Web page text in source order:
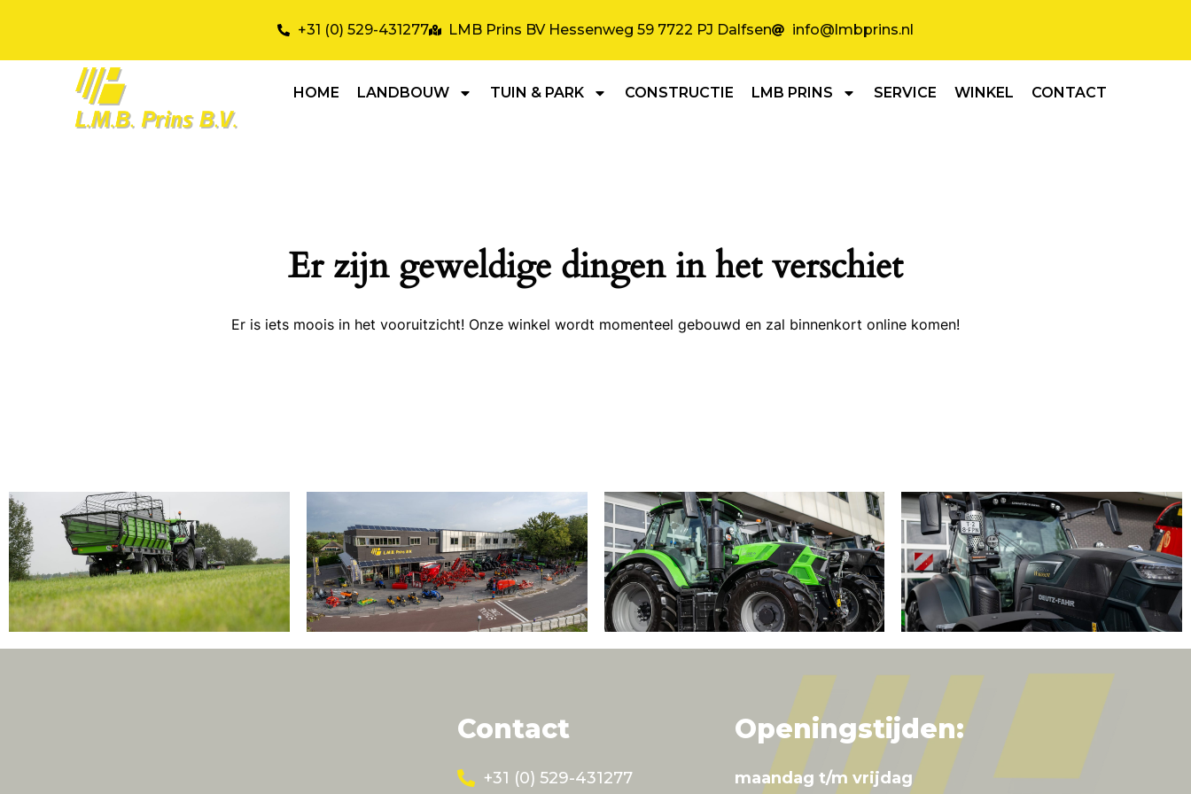
+31 (0) 529-431277 LMB Prins BV Hessenweg 59 7722 PJ Dalfsen info@lmbprins.nl
HOME LANDBOUW TUIN & PARK CONSTRUCTIE LMB PRINS SERVICE WINKEL CONTACT
Er zijn geweldige dingen in het verschiet
Er is iets moois in het vooruitzicht! Onze winkel wordt momenteel gebouwd en zal binnenkort online komen!
Contact
+31 (0) 529-431277
Openingstijden:
maandag t/m vrijdag